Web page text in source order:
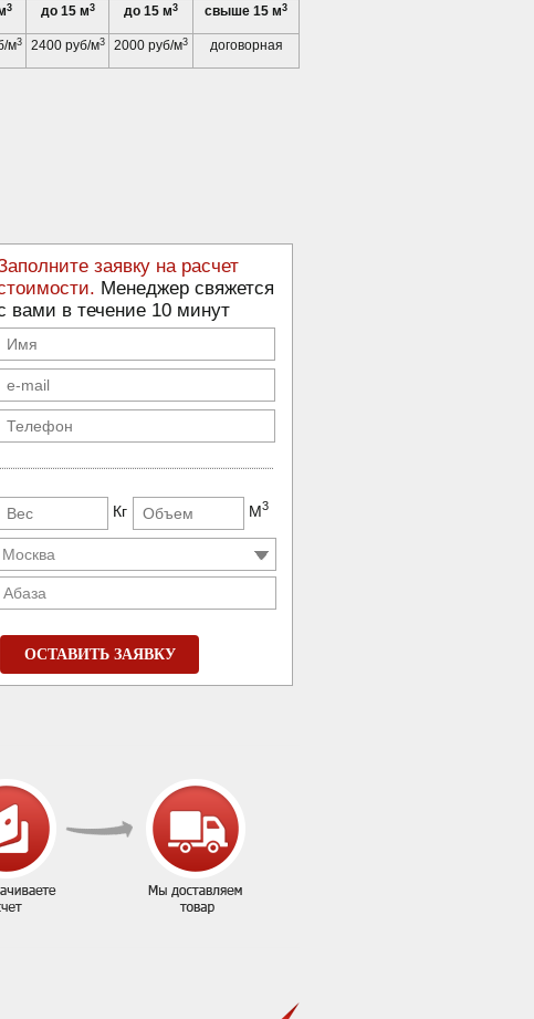
3 до 15 м3 до 15 м3 свыше 15 м3
м3 2400 руб/м3 2000 руб/м3 договорная
заявку на расчет
Менеджер свяжется
вами в течение 10 минут
Кг М3
Абаза
ОСТАВИТЬ ЗАЯВКУ